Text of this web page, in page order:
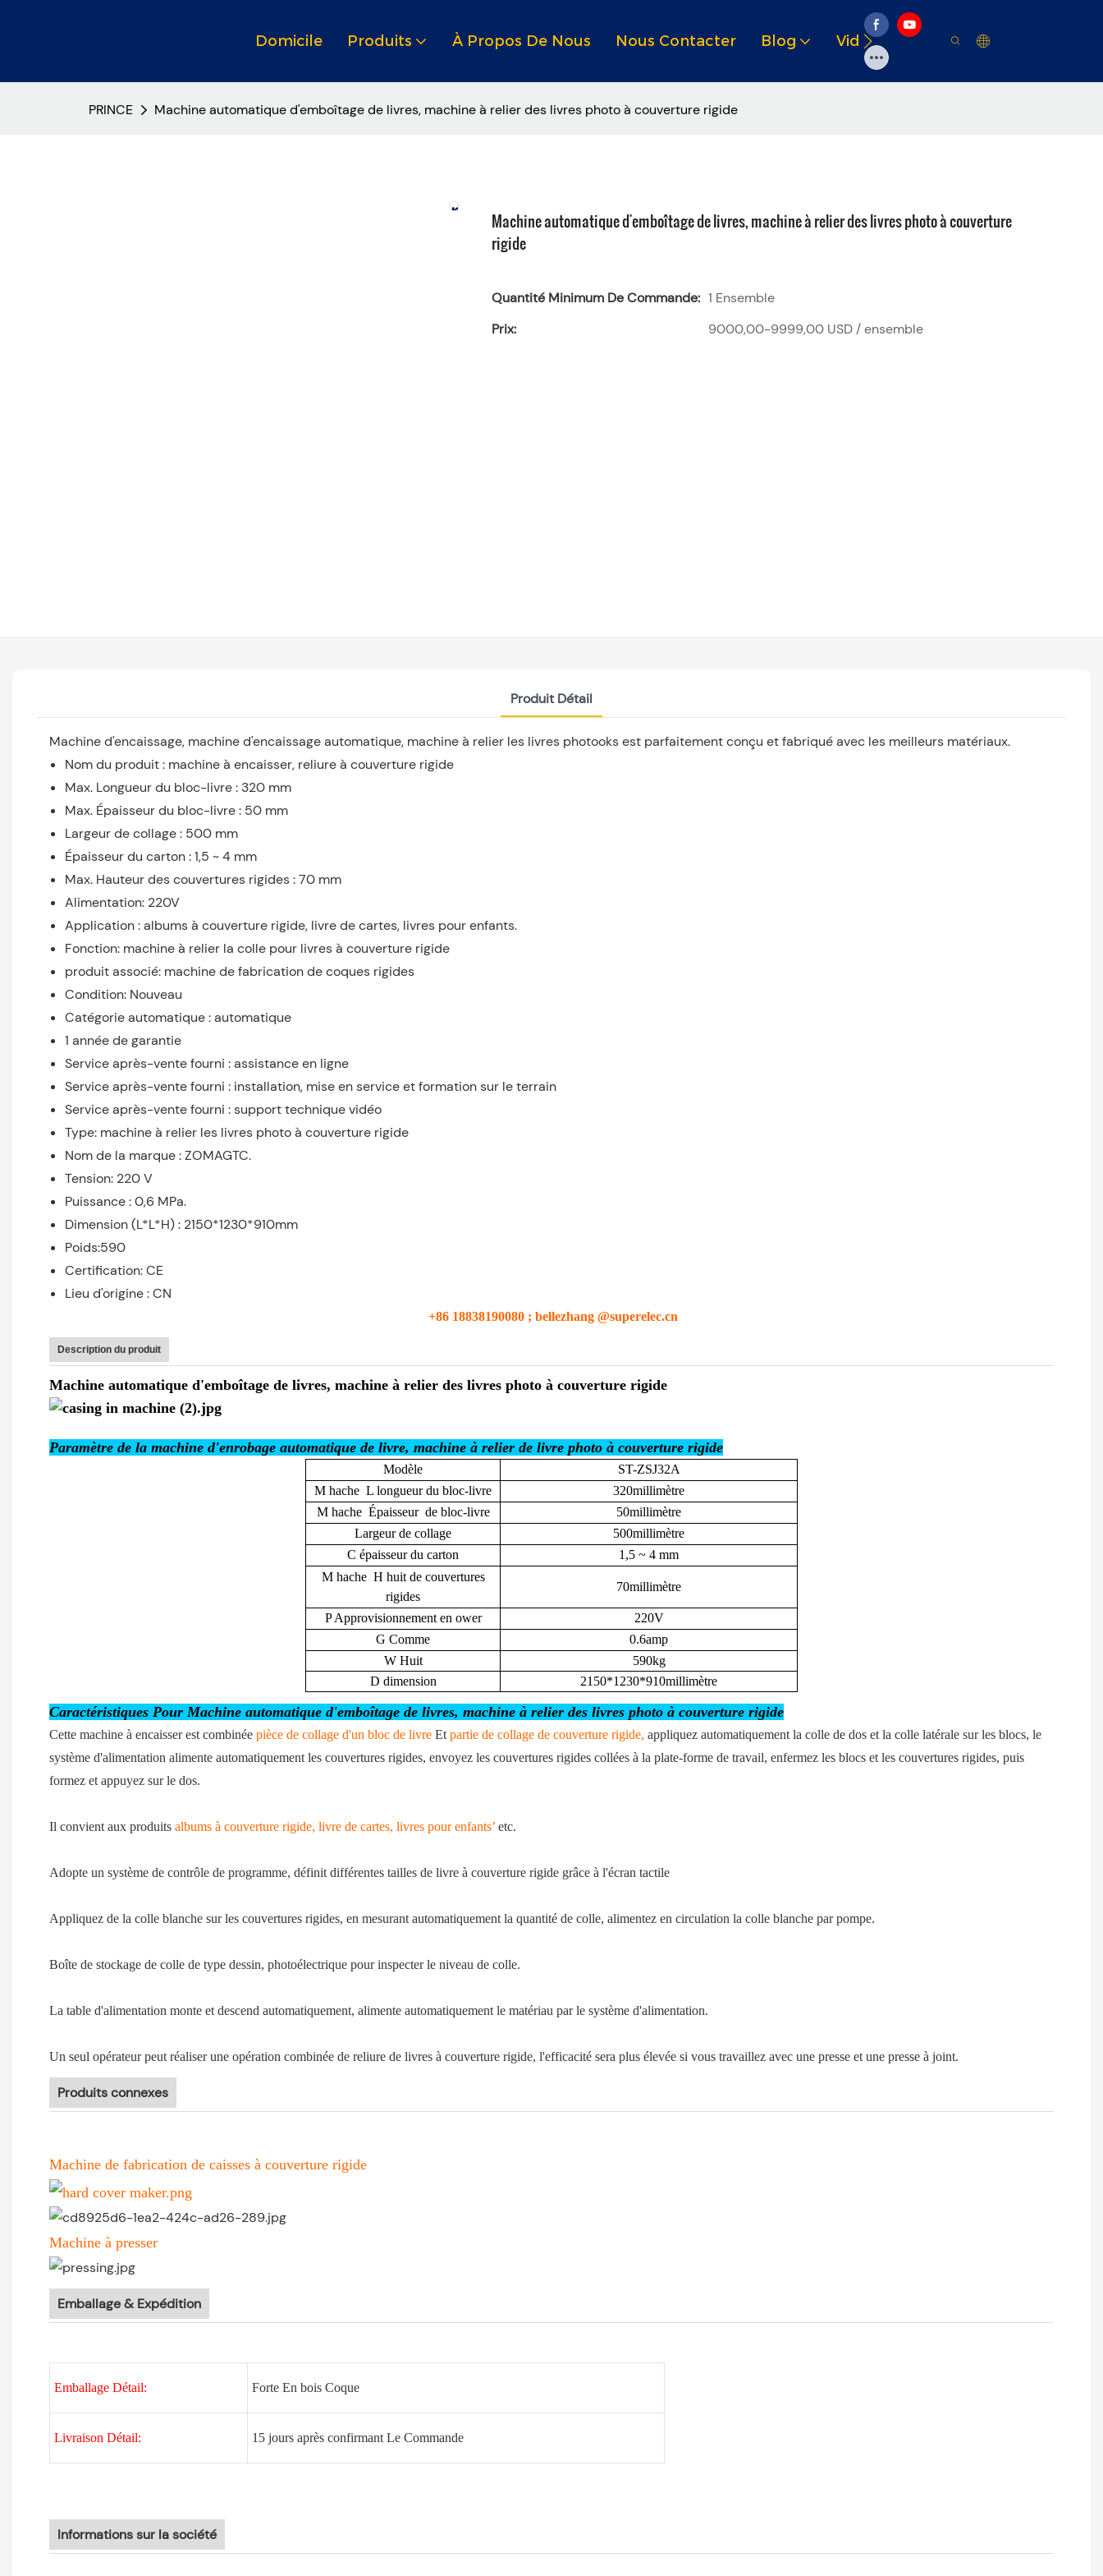
Domicile Produits À Propos De Nous Nous Contacter Blog Vidéo Solutions
PRINCE Machine automatique d'emboîtage de livres, machine à relier des livres photo à couverture rigide
Machine automatique d'emboîtage de livres, machine à relier des livres photo à couverture
rigide
Quantité Minimum De Commande: 1 Ensemble
Prix:
9000,00-9999,00 USD / ensemble
Produit Détail
Machine d'encaissage, machine d'encaissage automatique, machine à relier les livres photooks est parfaitement conçu et fabriqué avec les meilleurs matériaux.
Nom du produit : machine à encaisser, reliure à couverture rigide
Max. Longueur du bloc-livre : 320 mm
Max. Épaisseur du bloc-livre : 50 mm
Largeur de collage : 500 mm
Épaisseur du carton : 1,5 ~ 4 mm
Max. Hauteur des couvertures rigides : 70 mm
Alimentation: 220V
Application : albums à couverture rigide, livre de cartes, livres pour enfants.
Fonction: machine à relier la colle pour livres à couverture rigide
produit associé: machine de fabrication de coques rigides
Condition: Nouveau
Catégorie automatique : automatique
1 année de garantie
Service après-vente fourni : assistance en ligne
Service après-vente fourni : installation, mise en service et formation sur le terrain
Service après-vente fourni : support technique vidéo
Type: machine à relier les livres photo à couverture rigide
Nom de la marque : ZOMAGTC.
Tension: 220 V
Puissance : 0,6 MPa.
Dimension (L*L*H) : 2150*1230*910mm
Poids:590
Certification: CE
Lieu d'origine : CN
+86 18838190080 ; bellezhang @superelec.cn
Description du produit
Machine automatique d'emboîtage de livres, machine à relier des livres photo à couverture rigide
Paramètre de la machine d'enrobage automatique de livre, machine à relier de livre photo à couverture rigide
Modèle
ST-ZSJ32A
M hache L longueur du bloc-livre
320millimètre
Mhache Épaisseur de bloc-livre
50millimètre
Largeur de collage
500millimètre
C épaisseur du carton
1,5 ~ 4 mm
Mhache H huit de couvertures
rigides
70millimètre
PApprovisionnement en ower
220V
G Comme
0.6amp
WHuit
590kg
D dimension 2150*1230*910millimètre
Caractéristiques Pour Machine automatique d'emboîtage de livres, machine à relier des livres photo à couverture rigide
Cette machine à encaisser est combinée pièce de collage d'un bloc de livre Etpartie de collage de couverture rigide, appliquez automatiquement la colle de dos et la colle latérale sur les blocs, le
système d'alimentation alimente automatiquement les couvertures rigides, envoyez les couvertures rigides collées à la plate-forme de travail, enfermez les blocs et les couvertures rigides, puis
formez et appuyez sur le dos.
Il convient aux produits albums à couverture rigide, livre de cartes, livres pour enfants’ etc.
Adopte un système de contrôle de programme, définit différentes tailles de livre à couverture rigide grâce à l'écran tactile
Appliquez de la colle blanche sur les couvertures rigides, en mesurant automatiquement la quantité de colle, alimentez en circulation la colle blanche par pompe.
Boîte de stockage de colle de type dessin, photoélectrique pour inspecter le niveau de colle.
La table d'alimentation monte et descend automatiquement, alimente automatiquement le matériau par le système d'alimentation.
Un seul opérateur peut réaliser une opération combinée de reliure de livres à couverture rigide, l'efficacité sera plus élevée si vous travaillez avec une presse et une presse à joint.
Produits connexes
Machine de fabrication de caisses à couverture rigide
Machine à presser
Emballage & Expédition
Emballage Détail: Forte En bois Coque
Livraison Détail: 15 jours après confirmant Le Commande
Informations sur la société